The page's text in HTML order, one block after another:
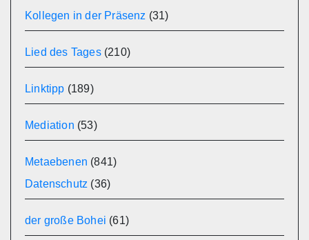
Kollegen in der Präsenz (31)
Lied des Tages(210)
Linktipp (189)
Mediation (53)
Metaebenen (841)
Datenschutz (36)
der große Bohei (61)